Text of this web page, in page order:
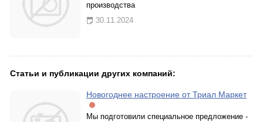
производства
30.11.2024
Статьи и публикации других компаний:
Новогоднее настроение от Триал Маркет
Мы подготовили специальное предложение -